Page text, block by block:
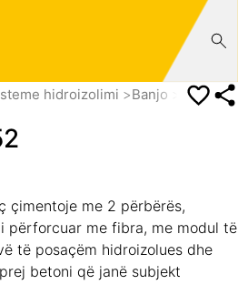
hidroizolimi Banjo
çimentoje me 2 përbërës,
përforcuar me fibra, me modul të
të posaçëm hidroizolues dhe
betoni që janë subjekt